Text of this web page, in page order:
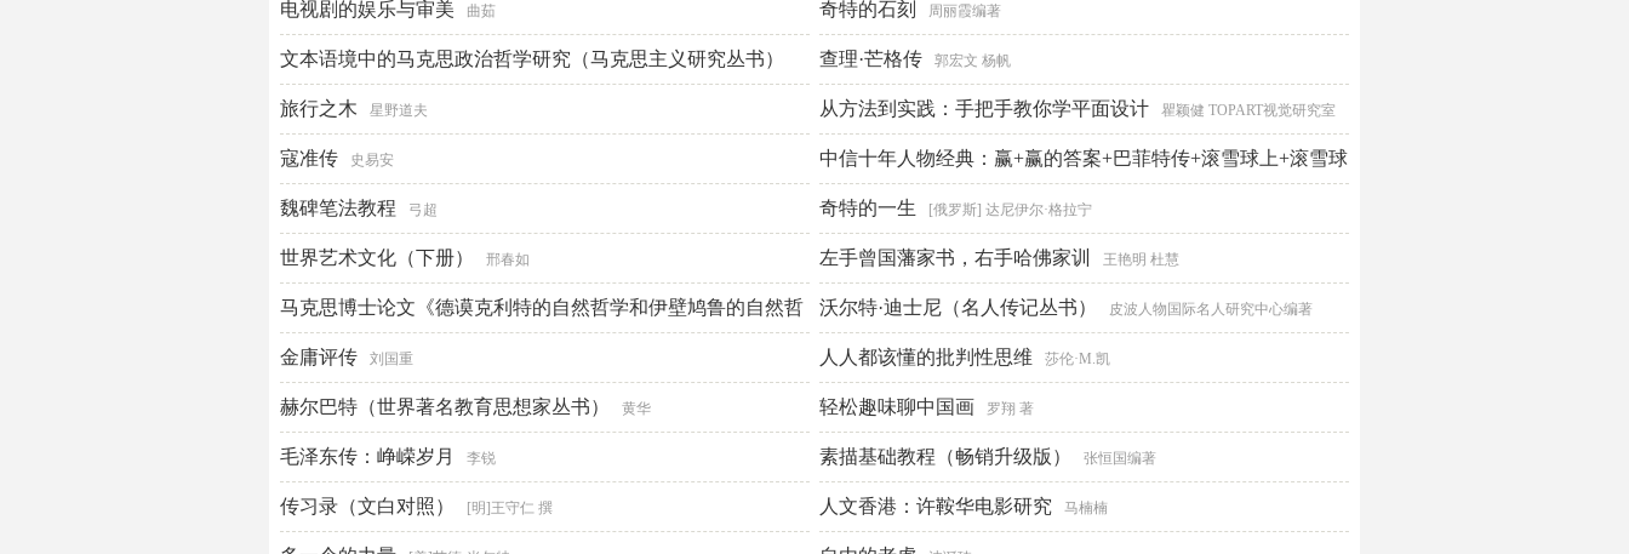
电视剧的娱乐与审美 曲茹 奇特的石刻 周丽霞编著
文本语境中的马克思政治哲学研究（马克思主义研究丛书）
臧峰宇
查理·芒格传 郭宏文 杨帆
旅行之木 星野道夫 从方法到实践：手把手教你学平面设计 瞿颖健 TOPART视觉研究室
组织
寇准传 史易安 中信十年人物经典：赢+赢的答案+巴菲特传+滚雪球上+滚雪球
下（套装共5册） 罗杰·洛温斯坦 杰克·韦尔奇 艾丽斯·施罗德 苏茜·韦尔奇
魏碑笔法教程 弓超 奇特的一生 [俄罗斯] 达尼伊尔·格拉宁
世界艺术文化（下册） 邢春如 左手曾国藩家书，右手哈佛家训 王艳明 杜慧
马克思博士论文《德谟克利特的自然哲学和伊壁鸠鲁的自然哲
学的差别》 研究
沃尔特·迪士尼（名人传记丛书） 皮波人物国际名人研究中心编著
金庸评传 刘国重 人人都该懂的批判性思维 莎伦·M.凯
赫尔巴特（世界著名教育思想家丛书） 黄华 轻松趣味聊中国画 罗翔 著
毛泽东传：峥嵘岁月 李锐 素描基础教程（畅销升级版） 张恒国编著
传习录（文白对照） [明]王守仁 撰 人文香港：许鞍华电影研究 马楠楠